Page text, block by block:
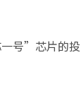
号”芯片的投